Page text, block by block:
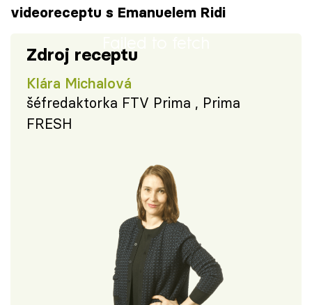
videoreceptu s Emanuelem Ridi
Zdroj receptu
Klára Michalová
šéfredaktorka FTV Prima , Prima
FRESH